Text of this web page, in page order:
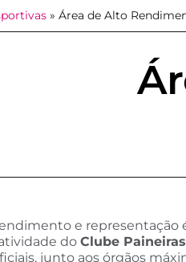
» Área de Alto
e representação
do Clube
junto aos órgãos